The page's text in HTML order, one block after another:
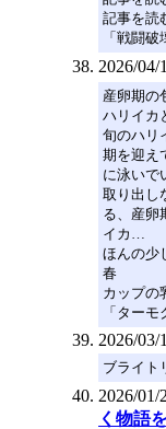
記事を読
「戦闘
2026/04/
産卵期の
ハリイカ
旬のハリ
期を迎え
に泳いで
取り出し
る、産卵
イカ…
ほんの少
春
カップの
「ターモ
2026/03/
ブライト
2026/01/
く物語